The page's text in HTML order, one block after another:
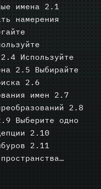
имена 2.1
намерения
Используйте
2.5 Выбирайте
2.6
имен 2.7
2.8
Выберите одно
2.10
2.11